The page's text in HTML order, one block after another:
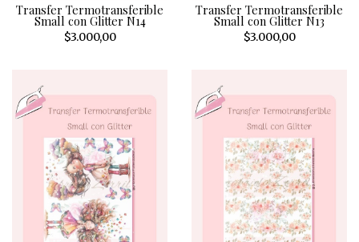
Transfer Termotransferible
Small con Glitter N14
$3.000,00
Transfer Termotransferible
Small con Glitter N13
$3.000,00